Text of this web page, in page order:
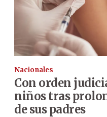
Nacionales
Con orden
niños tras
de sus padres